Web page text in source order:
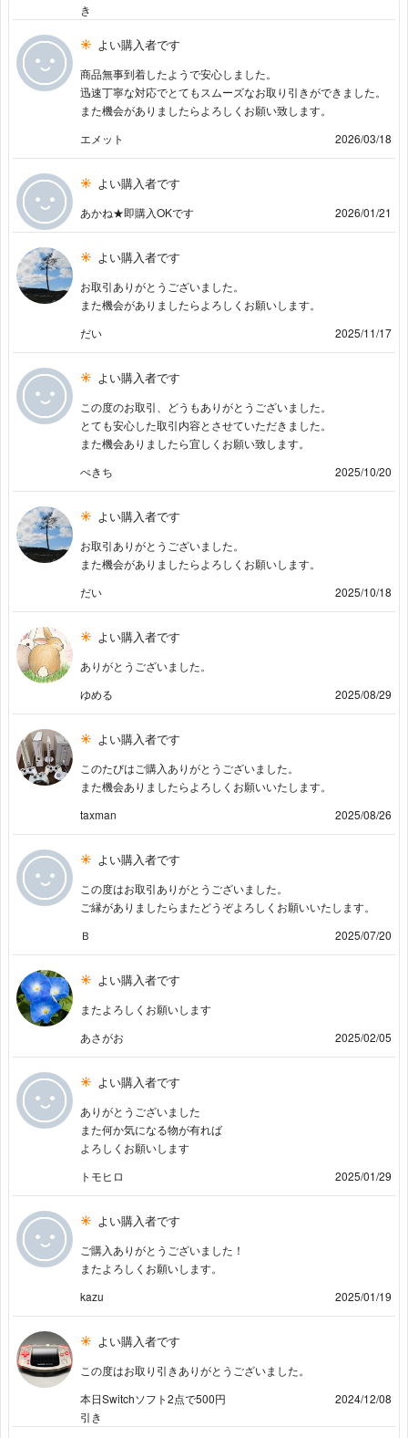
き
よい購入者です
商品無事到着したようで安心しました。
迅速丁寧な対応でとてもスムーズなお取り引きができました。
また機会がありましたらよろしくお願い致します。
エメット
2026/03/18
よい購入者です
あかね★即購入OKです 2026/01/21
よい購入者です
お取引ありがとうございました。
また機会がありましたらよろしくお願いします。
だい
2025/11/17
よい購入者です
この度のお取引、どうもありがとうございました。
とても安心した取引内容とさせていただきました。
また機会ありましたら宜しくお願い致します。
ぺきち
2025/10/20
よい購入者です
お取引ありがとうございました。
また機会がありましたらよろしくお願いします。
だい
2025/10/18
よい購入者です
ありがとうございました。
ゆめる
2025/08/29
よい購入者です
このたびはご購入ありがとうございました。
また機会ありましたらよろしくお願いいたします。
taxman
2025/08/26
よい購入者です
この度はお取引ありがとうございました。
ご縁がありましたらまたどうぞよろしくお願いいたします。
Ｂ
2025/07/20
よい購入者です
またよろしくお願いします
あさがお
2025/02/05
よい購入者です
ありがとうございました
また何か気になる物が有れば
よろしくお願いします
トモヒロ
2025/01/29
よい購入者です
ご購入ありがとうございました！
またよろしくお願いします。
kazu
2025/01/19
よい購入者です
この度はお取り引きありがとうございました。
本日Switchソフト2点で500円
引き
2024/12/08